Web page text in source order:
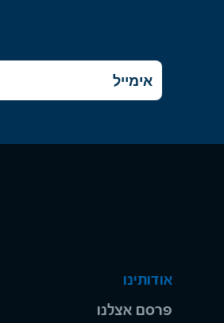
אודותינו
פרסם אצלנו